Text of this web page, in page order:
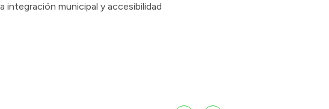
integración municipal y accesibilidad